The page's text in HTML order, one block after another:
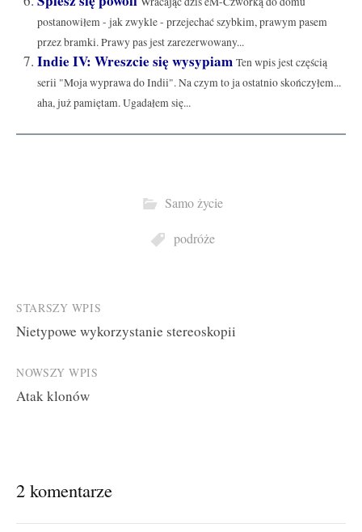
postanowiłem - jak zwykle - przejechać szybkim, prawym pasem
przez bramki. Prawy pas jest zarezerwowany...
Indie IV: Wreszcie się wysypiam Ten wpis jest częścią
serii "Moja wyprawa do Indii". Na czym to ja ostatnio skończyłem...
aha, już pamiętam. Ugadałem się...
Samo życie
podróże
Post
navigation
STARSZY WPIS
Nietypowe wykorzystanie stereoskopii
NOWSZY WPIS
Atak klonów
2 komentarze